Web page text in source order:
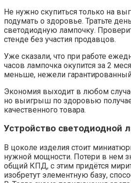
Не нужно скупиться только на
подумать о здоровье. Тратьте
светодиодную лампочку.
стенде без участия продавцов.
Уже сказали, что при работе
часов лампочка окупится за 2
меньше, нежели
Экономия выходит в любом
но выигрыш по здоровью
качественного товара.
Устройство светодиодной
В цоколе изделия стоит
нужной мощности. Потери в нем
общий КПД, с этим придётся
изобретут элементную базу,